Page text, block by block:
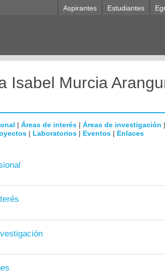
Aspirantes Estudiantes
Isabel Murcia
| Áreas de interés | Áreas de investigación |
| Laboratorios | Eventos | Enlaces